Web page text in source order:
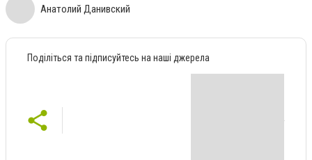
Анатолий Данивский
Поділіться та підписуйтесь на наші джерела